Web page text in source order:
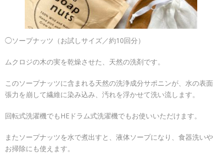
◯ソープナッツ（お試しサイズ／約10回分）
ムクロジの木の実を乾燥させた、天然の洗剤です。
このソープナッツに含まれる天然の洗浄成分サポニンが、水の表面
張力を崩して繊維に染み込み、汚れを浮かせて洗い流します。
回転式洗濯機でもHEドラム式洗濯機でもお使いいただけます。
またソープナッツを水で煮出すと、液体ソープになり、食器洗いや
お掃除にも使えます。